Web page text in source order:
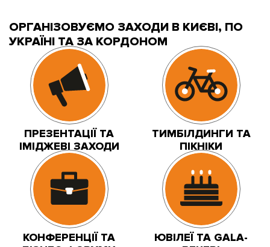
ОРГАНІЗОВУЄМО ЗАХОДИ В КИЄВІ, ПО
УКРАЇНІ ТА ЗА КОРДОНОМ
ПРЕЗЕНТАЦІЇ ТА
ІМІДЖЕВІ ЗАХОДИ
ТИМБІЛДИНГИ ТА
ПІКНІКИ
КОНФЕРЕНЦІЇ ТА
ЮВІЛЕЇ ТА GALA-